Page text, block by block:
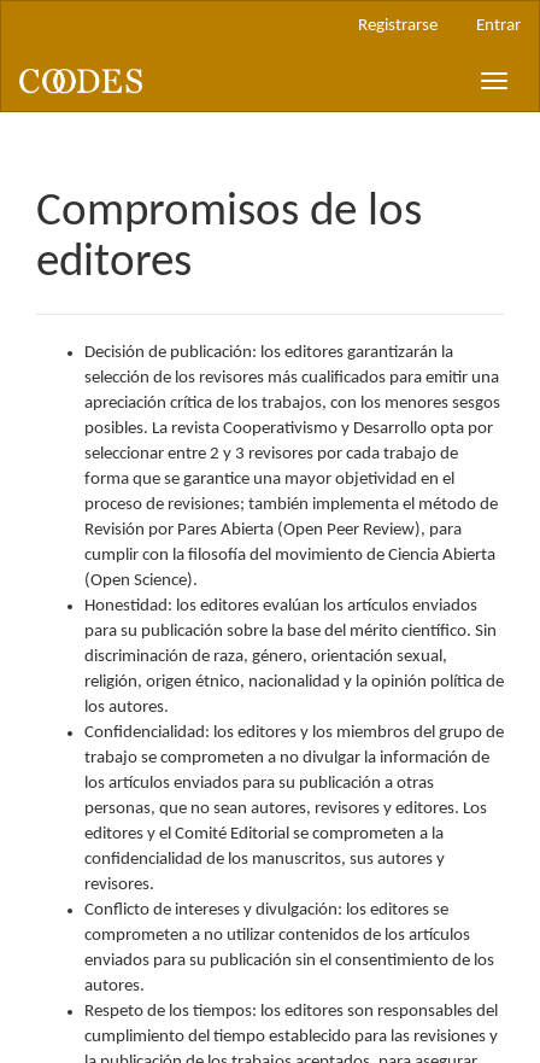
principal
Barra
Registrarse Entrar
Toggle
Compromisos de los
editores
Decisión de publicación: los editores garantizarán la
selección de los revisores más cualificados para emitir una
apreciación crítica de los trabajos, con los menores sesgos
posibles. La revista Cooperativismo y Desarrollo opta por
seleccionar entre 2 y 3 revisores por cada trabajo de
forma que se garantice una mayor objetividad en el
proceso de revisiones; también implementa el método de
Revisión por Pares Abierta (Open Peer Review), para
cumplir con la filosofía del movimiento de Ciencia Abierta
(Open Science).
Honestidad: los editores evalúan los artículos enviados
para su publicación sobre la base del mérito científico. Sin
discriminación de raza, género, orientación sexual,
religión, origen étnico, nacionalidad y la opinión política de
los autores.
Confidencialidad: los editores y los miembros del grupo de
trabajo se comprometen a no divulgar la información de
los artículos enviados para su publicación a otras
personas, que no sean autores, revisores y editores. Los
editores y el Comité Editorial se comprometen a la
confidencialidad de los manuscritos, sus autores y
revisores.
Conflicto de intereses y divulgación: los editores se
comprometen a no utilizar contenidos de los artículos
enviados para su publicación sin el consentimiento de los
autores.
Respeto de los tiempos: los editores son responsables del
cumplimiento del tiempo establecido para las revisiones y